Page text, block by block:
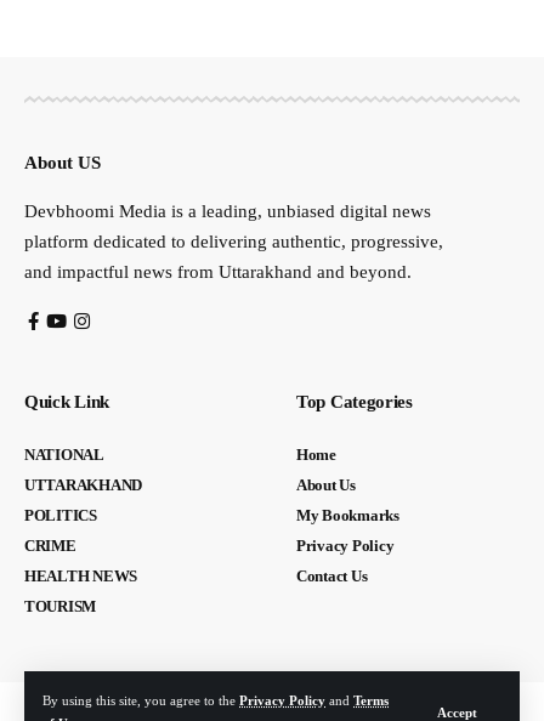
By using this site, you agree to the Privacy Policy and Terms
Accept
About US
Devbhoomi Media is a leading, unbiased digital news
platform dedicated to delivering authentic, progressive,
and impactful news from Uttarakhand and beyond.
Quick Link
NATIONAL
UTTARAKHAND
POLITICS
CRIME
HEALTH NEWS
TOURISM
Top Categories
Home
About Us
My Bookmarks
Privacy Policy
Contact Us